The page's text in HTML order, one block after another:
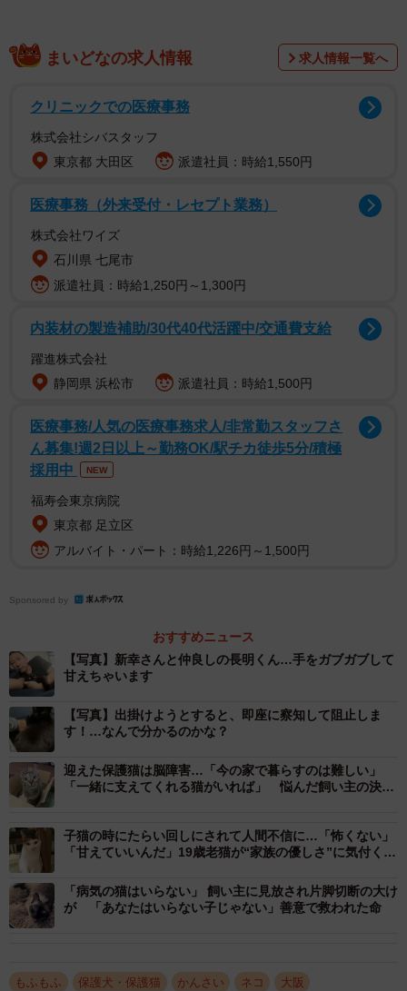
Twitterで情報提供を呼びかけるも…
くんが器用に網戸を破り、ひょいとお外へ。すぐ新幸さん
は気付き、慌てて長明くん追いかけます。けれど、これが
いけなかった。長明くんはビックリして家の敷地外へ駆け
て行き、そのまま行方知れずに。
元々、長明くんは住宅街の野良猫。去勢をされ地域猫とし
てボランティアさんたちにお世話をされていました。
新幸さんは長明くんと出会った、約5キロ離れた場所も探し
にいきました。しかし、長明くんの姿はありません。
まいどなの求人情報 求人情報一覧へ
クリニックでの医療事務
株式会社シバスタッフ
東京都 大田区
派遣社員：時給1,550円
医療事務（外来受付・レセプト業務）
株式会社ワイズ
石川県 七尾市
派遣社員：時給1,250円～1,300円
内装材の製造補助/30代40代活躍中/交通費支給
躍進株式会社
静岡県 浜松市
派遣社員：時給1,500円
医療事務/人気の医療事務求人/非常勤スタッフさ
ん募集!週2日以上～勤務OK/駅チカ徒歩5分/積極
採用中
NEW
福寿会東京病院
東京都 足立区
アルバイト・パート：時給1,226円～1,500円
Sponsored by
おすすめニュース
【写真】新幸さんと仲良しの長明くん…手をガブガブして
甘えちゃいます
【写真】出掛けようとすると、即座に察知して阻止しま
す！…なんで分かるのかな？
迎えた保護猫は脳障害…「今の家で暮らすのは難しい」
「一緒に支えてくれる猫がいれば」 悩んだ飼い主の決断
子猫の時にたらい回しにされて人間不信に…「怖くない」
「甘えていいんだ」19歳老猫が“家族の優しさ”に気付くま
「病気の猫はいらない」 飼い主に見放され片脚切断の大け
が 「あなたはいらない子じゃない」善意で救われた命
もふもふ 保護犬・保護猫 かんさい ネコ 大阪